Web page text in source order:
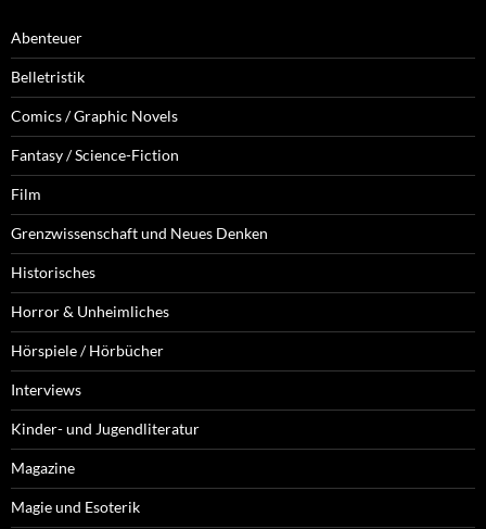
Abenteuer
Belletristik
Comics / Graphic Novels
Fantasy / Science-Fiction
Film
Grenzwissenschaft und Neues Denken
Historisches
Horror & Unheimliches
Hörspiele / Hörbücher
Interviews
Kinder- und Jugendliteratur
Magazine
Magie und Esoterik